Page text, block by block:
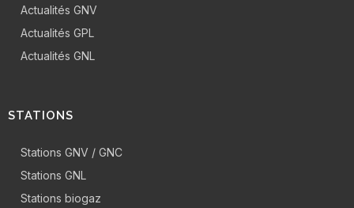
Actualités GNV
Actualités GPL
Actualités GNL
STATIONS
Stations GNV / GNC
Stations GNL
Stations biogaz